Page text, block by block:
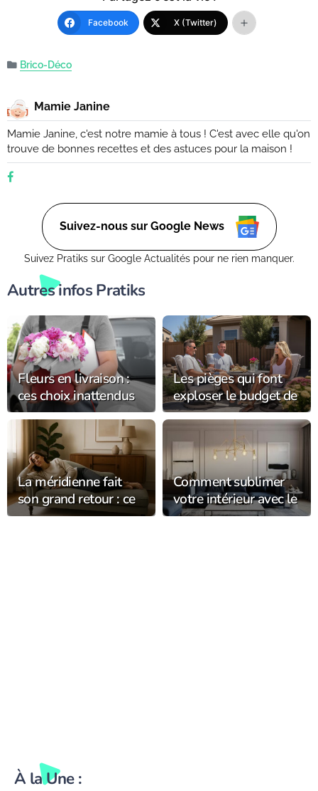
Facebook X (Twitter)
Brico-Déco
Mamie Janine
Mamie Janine, c'est notre mamie à tous ! C'est avec elle qu'on
trouve de bonnes recettes et des astuces pour la maison !
Suivez-nous sur Google News
Suivez Pratiks sur Google Actualités pour ne rien manquer.
Autres infos Pratiks
Fleurs en livraison :
ces choix inattendus
qui font fondre les
destinataires (et
durent bien plus
longtemps) !
Les pièges qui font
exploser le budget de
votre salon de jardin
La méridienne fait
son grand retour : ce
meuble oublié qui
Comment sublimer
votre intérieur avec le
luminaire haut de
À la Une :